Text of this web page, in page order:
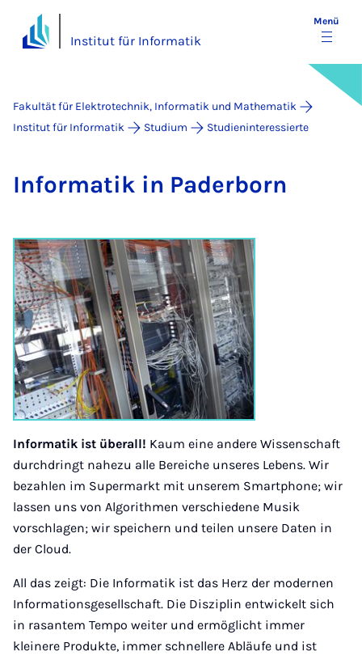
Institut für Informatik
Menü
Fakultät für Elektrotechnik, Informatik und Mathematik
Institut für Informatik
Studium Studieninteressierte
In­for­ma­tik in Pa­der­born
Informatik ist überall! Kaum eine andere Wissenschaft
durchdringt nahezu alle Bereiche unseres Lebens. Wir
bezahlen im Supermarkt mit unserem Smartphone; wir
lassen uns von Algorithmen verschiedene Musik
vorschlagen; wir speichern und teilen unsere Daten in
der Cloud.
All das zeigt: Die Informatik ist das Herz der modernen
Informationsgesellschaft. Die Disziplin entwickelt sich
in rasantem Tempo weiter und ermöglicht immer
kleinere Produkte, immer schnellere Abläufe und ist